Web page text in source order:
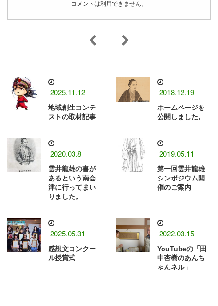
コメントは利用できません。
2025.11.12
地域創生コンテ
ストの取材記事
2018.12.19
ホームページを
公開しました。
2020.03.8
雲井龍雄の書が
あるという南会
津に行ってまい
りました。
2019.05.11
第一回雲井龍雄
シンポジウム開
催のご案内
2025.05.31
感想文コンクー
ル授賞式
2022.03.15
YouTubeの「田
中杏樹のあんち
ゃんネル」